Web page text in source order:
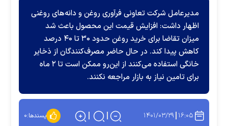
مدیرعامل شرکت تعاونی فرآوری روغن و دانه‌های روغنی
اظهار داشت: افزایش قیمت این محصول باعث شد
میزان تقاضا برای خرید روغن حدود ۳۰ تا ۴۰ درصد
کاهش پیدا کند. در حال حاضر مصرف‌کنندگان از ذخایر
خانگی استفاده می‌کنند از این‌رو ممکن است تا ۲ ماه
برای تامین نیاز به بازار مراجعه نکنند.
۱۶:۰۵ ۱۴۰۱/۰۳/۲۹ پسندها:۰